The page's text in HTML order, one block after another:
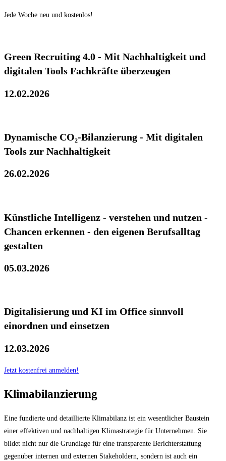
Jede Woche neu und kostenlos!
Green Recruiting 4.0 - Mit Nachhaltigkeit und
digitalen Tools Fachkräfte überzeugen
12.02.2026
Dynamische CO₂-Bilanzierung - Mit digitalen
Tools zur Nachhaltigkeit
26.02.2026
Künstliche Intelligenz - verstehen und nutzen -
Chancen erkennen - den eigenen Berufsalltag
gestalten
05.03.2026
Digitalisierung und KI im Office sinnvoll
einordnen und einsetzen
12.03.2026
Jetzt kostenfrei anmelden!
Klimabilanzierung
Eine fundierte und detaillierte Klimabilanz ist ein wesentlicher Baustein
einer effektiven und nachhaltigen Klimastrategie für Unternehmen. Sie
bildet nicht nur die Grundlage für eine transparente Berichterstattung
gegenüber internen und externen Stakeholdern, sondern ist auch ein